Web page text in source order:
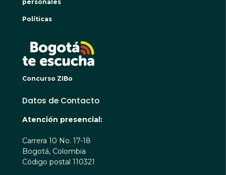
personales
Políticas
Concurso ZIBo
Datos de Contacto
Atención presencial:
Carrera 10 No. 17-18
Bogotá, Colombia
Código postal 110321